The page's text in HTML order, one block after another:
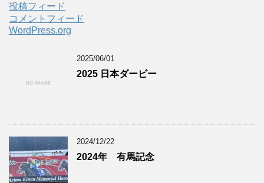
投稿フィード
コメントフィード
WordPress.org
2025/06/01
2025 日本ダービー
2024/12/22
2024年 有馬記念